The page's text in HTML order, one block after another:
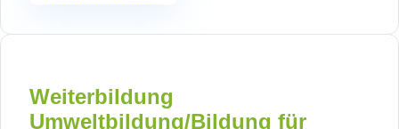
Weiterbildung
Umweltbildung/Bildung für